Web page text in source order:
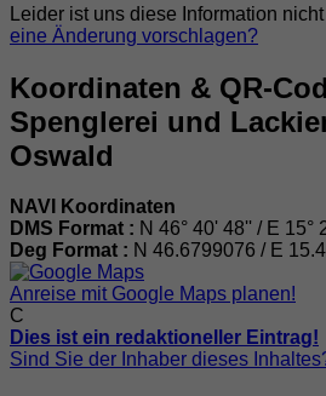
Leider ist uns diese Information
eine Änderung vorschlagen?
Koordinaten & QR-
Spenglerei und
Oswald
NAVI Koordinaten
DMS Format : N 46° 40' 48'' / E 15°
Deg Format : N 46.6799076 / E
Anreise mit Google Maps planen!
C
Dies ist ein redaktioneller Eintrag!
Sind Sie der Inhaber dieses